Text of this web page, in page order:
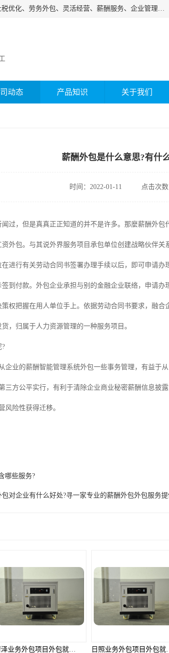
济南邦孚服务外包有限公司是专业从事灵活用工、人事代理、业务外包,社税优化、劳务外包、灵活经营、薪酬服务、企业管理咨询等的全国性的服务外包机构，邦孚人力—合法合规的灵活用工、人力外包、劳务派遣、共享经济财税优化专家，是国内提供企业人力资源综合解决方案有影响的人力资源公司之一。
动态 产品知识 关于我们
薪酬外包是什么意思?有什
时间：2022-01-11 点击次
过，但是真真正正知道的并不是许多。那麼薪酬外包
外包。与其说外界服务项目承包单位创建战略伙伴关
进行有关劳动合同书签署办理手续以后，即可申请
到付款。外包企业承担与别的金融企业联络，申请办
权把握在用人单位手上。依据劳动合同书要求，融合
，归属于人力资源管理的一种服务项目。
?
企业的薪酬智能管理系统外包一些事务管理，有益于
三方公平实行，有利于清除企业商业秘密薪酬信息披露
风险性获得迁移。
哪些服务?
对企业有什么好处?寻一家专业的薪酬外包外包服务提
菏泽业务外包项目外包就选邦孚人力_全方位企业用工解决方案 日照业务外包项目外包就选邦孚人力_全方位企业用工解决方案